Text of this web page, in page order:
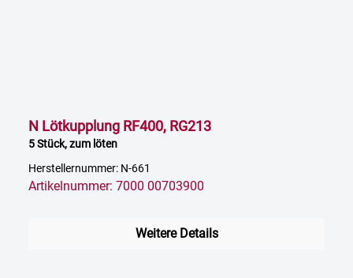
N Lötkupplung RF400, RG213
5 Stück, zum löten
Herstellernummer: N-661
Artikelnummer: 7000 00703900
Weitere Details